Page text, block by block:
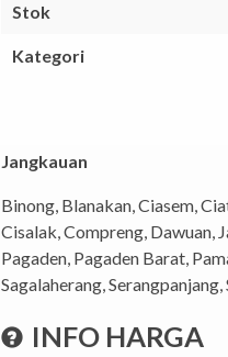
Stok
Kategori
Jangkauan
Binong, Blanakan, Ciasem,
Cisalak, Compreng, Dawuan,
Pagaden, Pagaden Barat,
Sagalaherang,
INFO HARGA